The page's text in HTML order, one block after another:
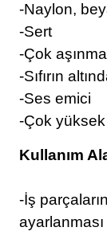
-Naylon,
-Sert
-Çok
-Sıfırın
-Ses emici
-Çok
Kullanım
-İş
ayarlanması